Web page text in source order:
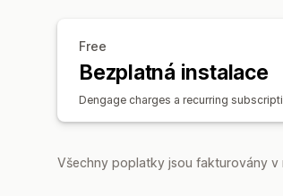
Free
Bezplatná instalace
Dengage charges a recurring
Všechny poplatky jsou fakturovány v